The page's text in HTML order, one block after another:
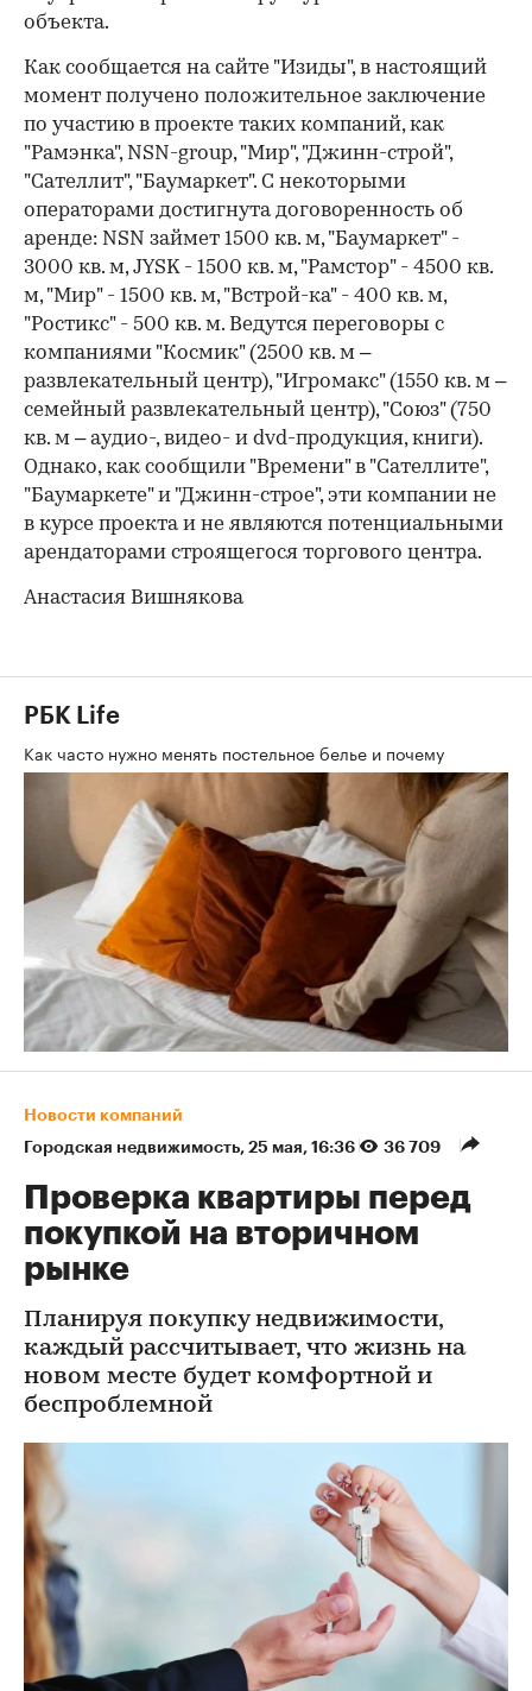
объекта.
Как сообщается на сайте "Изиды", в настоящий
момент получено положительное заключение
по участию в проекте таких компаний, как
"Рамэнка", NSN-group, "Мир", "Джинн-строй",
"Сателлит", "Баумаркет". С некоторыми
операторами достигнута договоренность об
аренде: NSN займет 1500 кв. м, "Баумаркет" -
3000 кв. м, JYSK - 1500 кв. м, "Рамстор" - 4500 кв.
м, "Мир" - 1500 кв. м, "Встрой-ка" - 400 кв. м,
"Ростикс" - 500 кв. м. Ведутся переговоры с
компаниями "Космик" (2500 кв. м –
развлекательный центр), "Игромакс" (1550 кв. м –
семейный развлекательный центр), "Союз" (750
кв. м – аудио-, видео- и dvd-продукция, книги).
Однако, как сообщили "Времени" в "Сателлите",
"Баумаркете" и "Джинн-строе", эти компании не
в курсе проекта и не являются потенциальными
арендаторами строящегося торгового центра.
Анастасия Вишнякова
РБК Life
Как часто нужно менять постельное белье и почему
Новости компаний
Городская недвижимость⁠, 25 мая, 16:36 36 709
Проверка квартиры перед
покупкой на вторичном
рынке
Планируя покупку недвижимости,
каждый рассчитывает, что жизнь на
новом месте будет комфортной и
беспроблемной